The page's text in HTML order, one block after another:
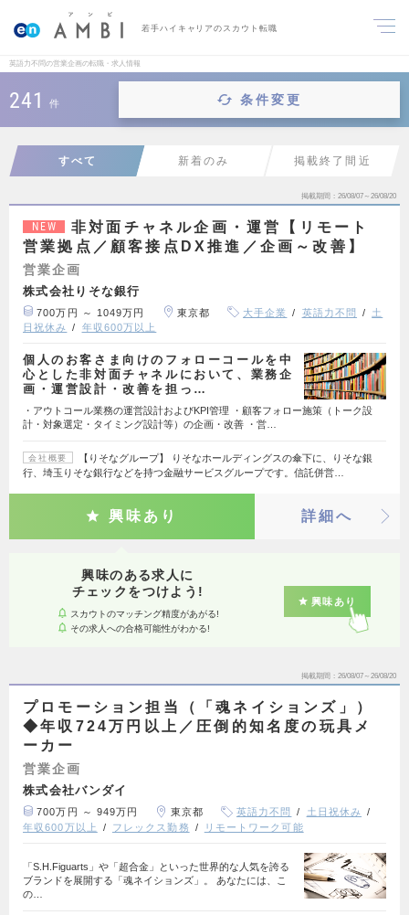
若手ハイキャリアのスカウト転職
英語力不問の営業企画の転職・求人情報
241 件 条件変更
すべて 新着のみ 掲載終了間近
掲載期間 26/08/07～26/08/20
NEW
非対面チャネル企画・運営【リモート
営業拠点／顧客接点DX推進／企画～改善】
営業企画
株式会社りそな銀行
700万円 ～ 1049万円 東京都 大手企業 英語力不問
土
日祝休み
年収600万以上
個人のお客さま向けのフォローコールを中
心とした非対面チャネルにおいて、業務企
画・運営設計・改善を担っ…
・アウトコール業務の運営設計およびKPI管理 ・顧客フォロー施策（トーク設
計・対象選定・タイミング設計等）の企画・改善 ・営…
会社概要
【りそなグループ】 りそなホールディングスの傘下に、りそな銀
行、埼玉りそな銀行などを持つ金融サービスグループです。信託併営…
興味あり 詳細へ
興味のある求人に
チェックをつけよう!
スカウトのマッチング精度があがる!
その求人への合格可能性がわかる!
興味あり
掲載期間 26/08/07～26/08/20
プロモーション担当（「魂ネイションズ」）
◆年収724万円以上／圧倒的知名度の玩具メ
ーカー
営業企画
株式会社バンダイ
700万円 ～ 949万円 東京都 英語力不問
土日祝休み
年収600万以上
フレックス勤務 リモートワーク可能
「S.H.Figuarts」や「超合金」といった世界的な人気を誇る
ブランドを展開する「魂ネイションズ」。 あなたには、こ
の…